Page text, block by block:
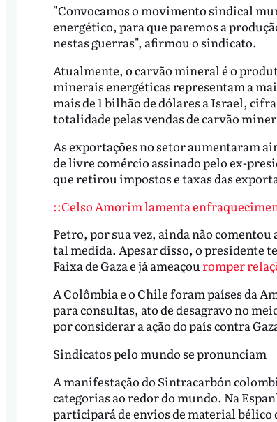
"Convocamos o movimento sindical
energético, para que paremos a
nestas guerras", afirmou o sindicato.
Atualmente, o carvão mineral é o
minerais energéticas representam a
mais de 1 bilhão de dólares a Israel,
totalidade pelas vendas de carvão
As exportações no setor aumentaram
de livre comércio assinado pelo ex-
que retirou impostos e taxas das
::Celso Amorim lamenta
Petro, por sua vez, ainda não
tal medida. Apesar disso, o presidente
Faixa de Gaza e já ameaçouromper
A Colômbia e o Chile foram países da
para consultas, ato de desagravo no
por considerar a ação do país contra
Sindicatos pelo mundo se pronunciam
A manifestação do Sintracarbón
categorias ao redor do mundo. Na
participará de envios de material bélico